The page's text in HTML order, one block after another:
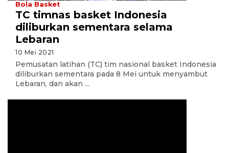
Bola Basket
TC timnas basket Indonesia
diliburkan sementara selama
Lebaran
10 Mei 2021
Pemusatan latihan (TC) tim nasional basket Indonesia
diliburkan sementara pada 8 Mei untuk menyambut
Lebaran, dan akan ...